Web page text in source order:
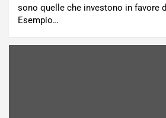
sono quelle che investono in favore
Esempio…